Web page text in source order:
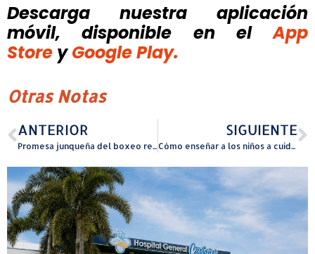
Descarga nuestra aplicación
móvil, disponible
en el
App
Store y Google Play.
Otras Notas
ANTERIOR
Promesa junqueña del boxeo representará a Puerto Rico en Bogotá
SIGUIENTE
Cómo enseñar a los niños a cuidar y respetar a los animales